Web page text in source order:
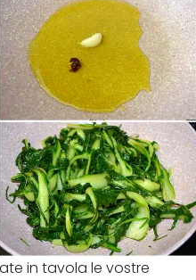
in tavola le vostre